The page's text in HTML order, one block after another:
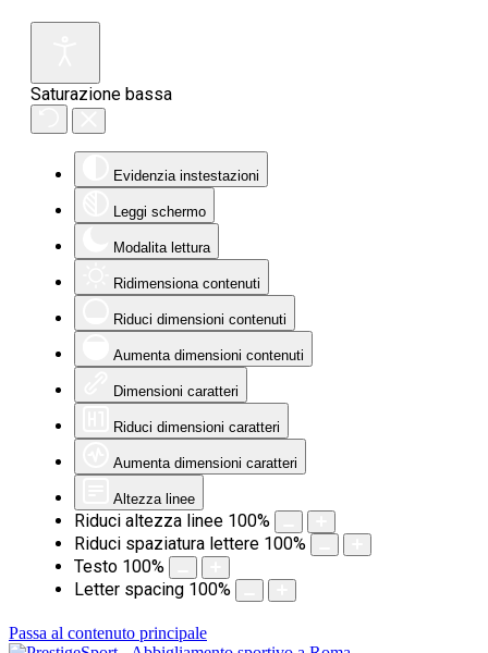
Saturazione bassa
Evidenzia instestazioni
Leggi schermo
Modalita lettura
Ridimensiona contenuti
Riduci dimensioni contenuti
Aumenta dimensioni contenuti
Dimensioni caratteri
Riduci dimensioni caratteri
Aumenta dimensioni caratteri
Altezza linee
Riduci altezza linee 100%
Riduci spaziatura lettere 100%
Testo 100%
Letter spacing 100%
Passa al contenuto principale